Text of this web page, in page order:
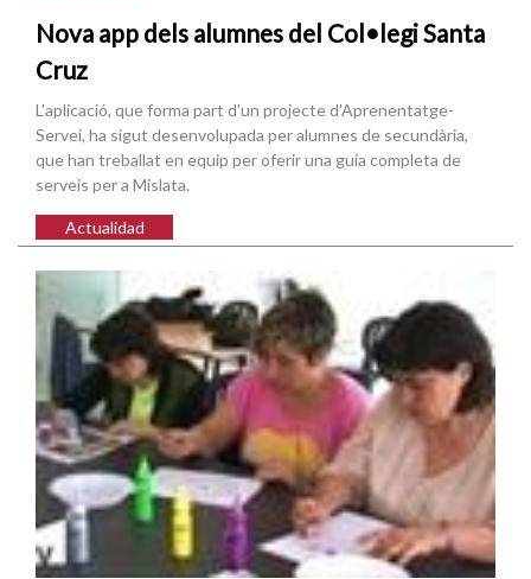
Nova app dels alumnes del Col•legi Santa
Cruz
L'aplicació, que forma part d'un projecte d'Aprenentatge-
Servei, ha sigut desenvolupada per alumnes de secundària,
que han treballat en equip per oferir una guia completa de
serveis per a Mislata.
Actualidad